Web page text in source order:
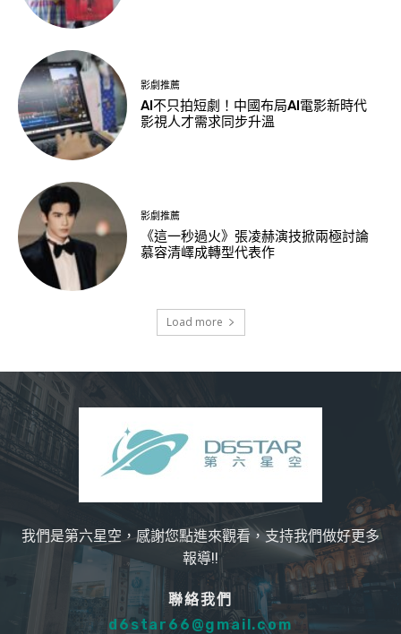
影劇推薦
AI不只拍短劇！中國布局AI電影新時代
影視人才需求同步升溫
影劇推薦
《這一秒過火》張凌赫演技掀兩極討論
慕容清嶧成轉型代表作
Load more
我們是第六星空，感謝您點進來觀看，支持我們做好更多
報導!!
聯絡我們
d6star66@gmail.com